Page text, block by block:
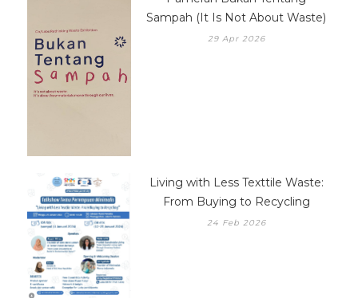
Sampah (It Is Not About Waste)
29 Apr 2026
Living with Less Texttile Waste:
From Buying to Recycling
24 Feb 2026